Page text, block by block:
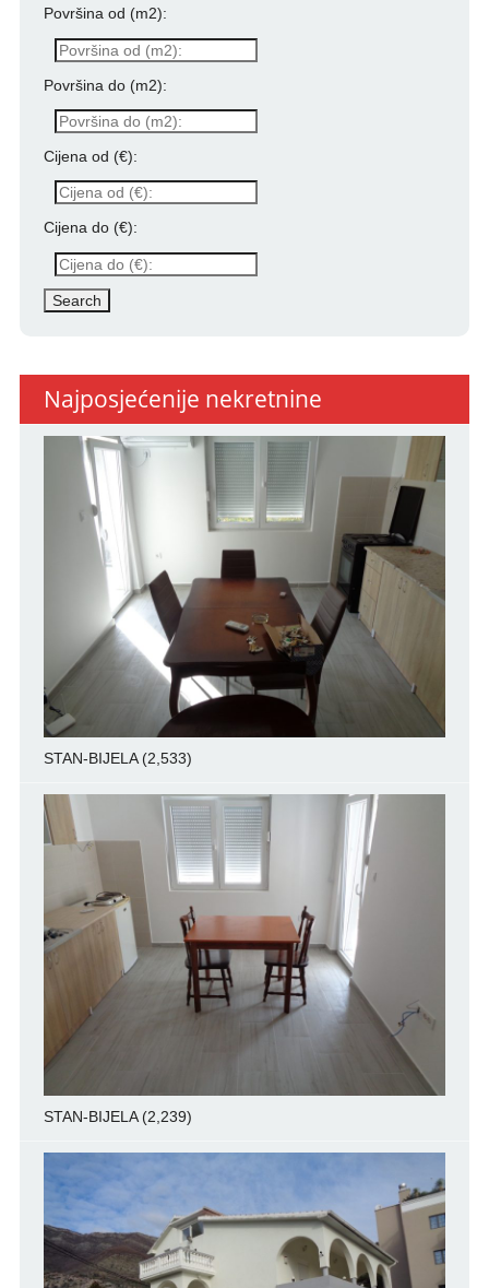
Površina od (m2):
Površina do (m2):
Cijena od (€):
Cijena do (€):
Najposjećenije nekretnine
STAN-BIJELA (2,533)
STAN-BIJELA (2,239)